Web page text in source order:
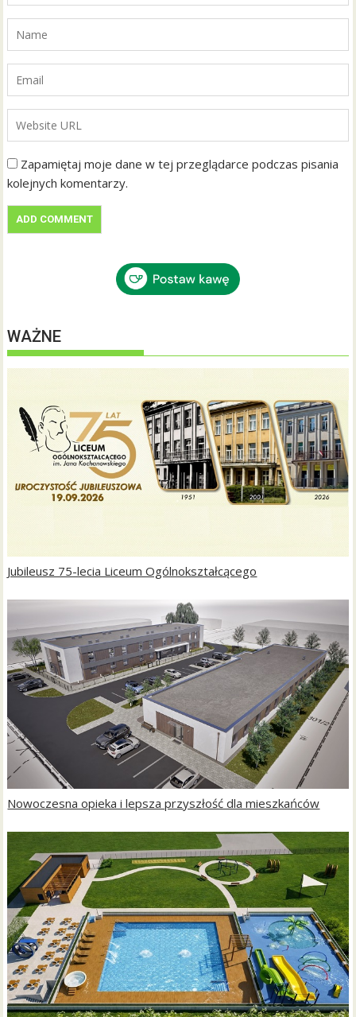
Zapamiętaj moje dane w tej przeglądarce podczas pisania
kolejnych komentarzy.
WAŻNE
Jubileusz 75-lecia Liceum Ogólnokształcącego
Nowoczesna opieka i lepsza przyszłość dla mieszkańców